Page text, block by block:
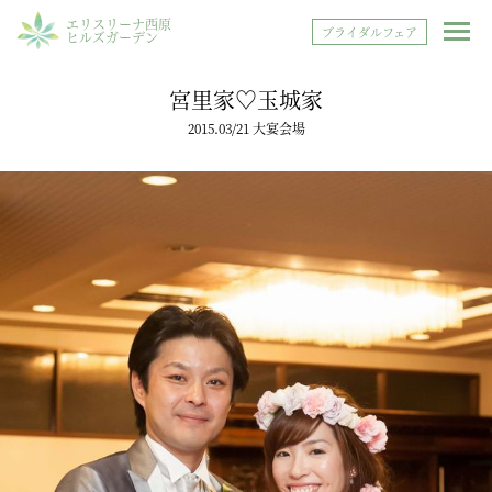
エリスリーナ西原
ヒルズガーデン ブライダルフェア
宮里家♡玉城家
2015.03/21 大宴会場